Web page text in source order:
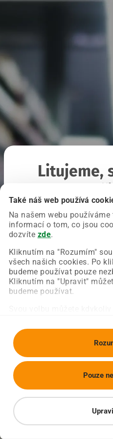
Také náš web používá
Na našem webu používáme
informací o tom, co jsou
dozvíte zde.
Kliknutím na "Rozumím"
všech našich cookies. Po
budeme používat pouze
Kliknutím na "Upravit"
budeme používat.
Pouze
Litujeme,
Chyba nastala na naší
Zkuste prosím znovu
Obnovit stránku